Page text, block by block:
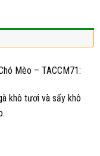
Mèo – TACCM71:
khô tươi và sấy khô